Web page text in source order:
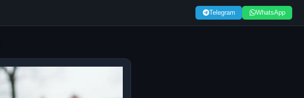
Telegram WhatsApp